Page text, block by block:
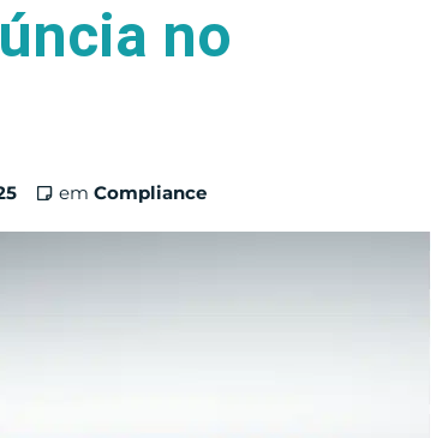
no
em Compliance